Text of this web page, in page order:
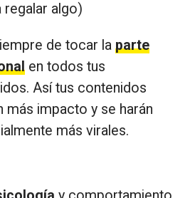
regalar algo)
de tocar la parte
en todos tus
Así tus contenidos
más impacto y se harán
más virales.